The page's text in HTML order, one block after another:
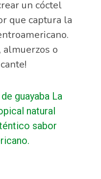
un cóctel
que captura la
almuerzos o